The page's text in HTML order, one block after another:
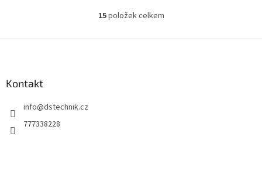
pojezdu brány. 2vodičové...
O
l
15položek celkem
Kontakt
info@dstechnik.cz
777338228